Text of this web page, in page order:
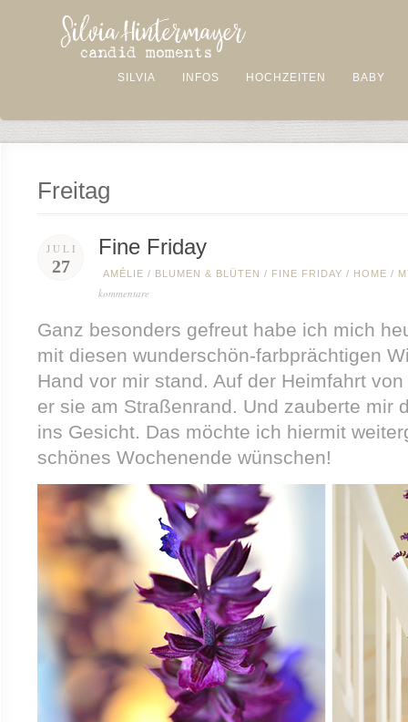
SILVIA INFOS HOCHZEITEN BABY
Freitag
JULI
27
Fine Friday
AMÉLIE / BLUMEN & BLÜTEN / FINE FRIDAY / HOME /
kommentare
Ganz besonders gefreut habe ich mich
mit diesen wunderschön-farbprächtigen
Hand vor mir stand. Auf der Heimfahrt
er sie am Straßenrand. Und zauberte mir
ins Gesicht. Das möchte ich hiermit
schönes Wochenende wünschen!